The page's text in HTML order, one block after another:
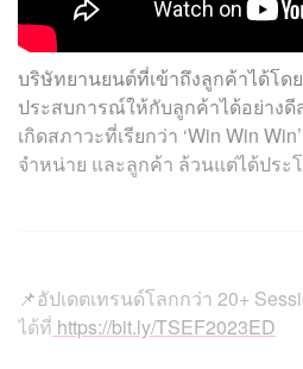
บริษัทยานยนต์ที่เข้าถึงลูกค้าได้โด
ประสบการณ์ให้กับลูกค้าได้อย่างดี
เกิดสภาวะที่เรียกว่า ‘Win Win
จำหน่าย และลูกค้า ล้วนแต่ได้ปร
📌อัปเดตเทรนด์โลกกว่า 20+
ได้ที่ https://bit.ly/TSEF2023ED